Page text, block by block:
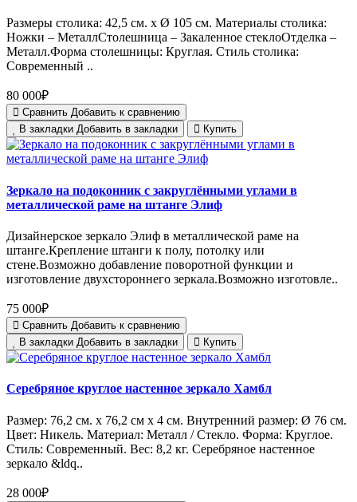
Размеры столика: 42,5 см. х Ø 105 см. Материалы столика:
Ножки – МеталлСтолешница – Закаленное стеклоОтделка –
Металл.Форма столешницы: Круглая. Стиль столика:
Современный ..
80 000₽
Сравнить Добавить к сравнению
В закладки Добавить в закладки Купить
Зеркало на подоконник с закруглёнными углами в
металлической раме на штанге Элиф
Дизайнерское зеркало Элиф в металлической раме на
штанге.Крепление штанги к полу, потолку или
стене.Возможно добавление поворотной функции и
изготовление двухстороннего зеркала.Возможно изготовле..
75 000₽
Сравнить Добавить к сравнению
В закладки Добавить в закладки Купить
Серебряное круглое настенное зеркало Хамбл
Размер: 76,2 см. х 76,2 см х 4 см. Внутренний размер: Ø 76 см.
Цвет: Никель. Материал: Металл / Стекло. Форма: Круглое.
Стиль: Современный. Вес: 8,2 кг. Серебряное настенное
зеркало &ldq..
28 000₽